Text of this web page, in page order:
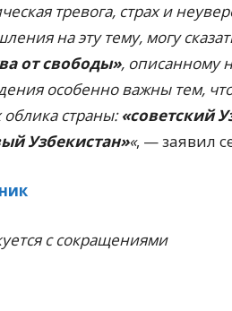
тревога, страх и
на эту тему, могу
от свободы», описанному
особенно важны тем,
облика страны:«советский
Узбекистан»«, — заявил
с сокращениями